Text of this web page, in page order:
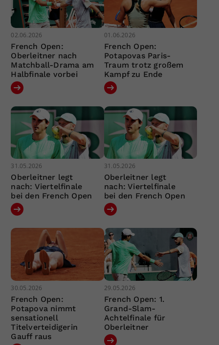
02.06.2026
French Open:
Oberleitner nach
Matchball-Drama am
Halbfinale vorbei
01.06.2026
French Open:
Potapovas Paris-
Traum trotz großem
Kampf zu Ende
31.05.2026
Oberleitner legt
nach: Viertelfinale
bei den French Open
31.05.2026
Oberleitner legt
nach: Viertelfinale
bei den French Open
30.05.2026
French Open:
Potapova nimmt
sensationell
Titelverteidigerin
Gauff raus
29.05.2026
French Open: 1.
Grand-Slam-
Achtelfinale für
Oberleitner